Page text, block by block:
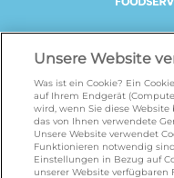
UNSERE
galbani.de/
salakis.de/
Unsere Website
Was ist ein Cookie? Ein
auf Ihrem Endgerät
wird, wenn Sie diese
das von Ihnen verwendete
Unsere Website verwendet
Funktionieren notwendig
Einstellungen in Bezug auf
unserer Website verfügbaren